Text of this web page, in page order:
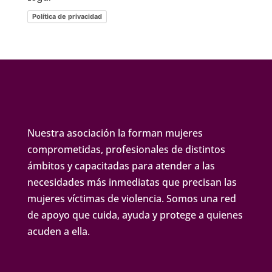
Política de privacidad
Nuestra asociación la forman mujeres
comprometidas, profesionales de distintos
ámbitos y capacitadas para atender a las
necesidades más inmediatas que precisan las
mujeres víctimas de violencia. Somos una red
de apoyo que cuida, ayuda y protege a quienes
acuden a ella.